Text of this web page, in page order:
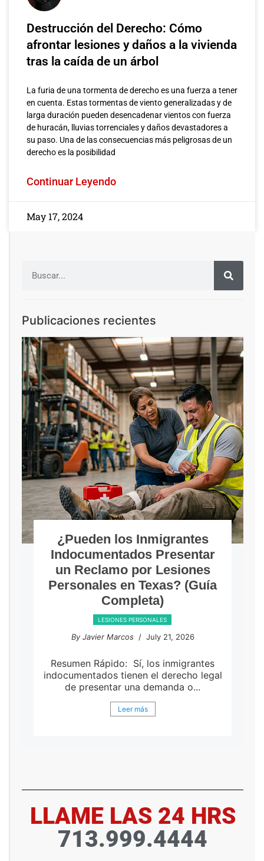
Destrucción del Derecho: Cómo
afrontar lesiones y daños a la vivienda
tras la caída de un árbol
La furia de una tormenta de derecho es una fuerza a tener
en cuenta. Estas tormentas de viento generalizadas y de
larga duración pueden desencadenar vientos con fuerza
de huracán, lluvias torrenciales y daños devastadores a
su paso. Una de las consecuencias más peligrosas de un
derecho es la posibilidad
Continuar Leyendo
May 17, 2024
Publicaciones recientes
¿Pueden los Inmigrantes
Indocumentados Presentar
un Reclamo por Lesiones
Personales en Texas? (Guía
Completa)
LESIONES PERSONALES
By Javier Marcos/ July 21, 2026
Resumen Rápido: Sí, los inmigrantes
indocumentados tienen el derecho legal
de presentar una demanda o...
Leer más
LLAME LAS 24 HRS
713.999.4444